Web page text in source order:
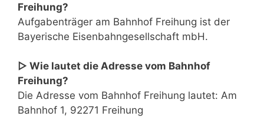
Freihung?
Aufgabenträger am Bahnhof Freihung ist der
Bayerische Eisenbahngesellschaft mbH.
▷ Wie lautet die Adresse vom Bahnhof
Freihung?
Die Adresse vom Bahnhof Freihung lautet: Am
Bahnhof 1, 92271 Freihung